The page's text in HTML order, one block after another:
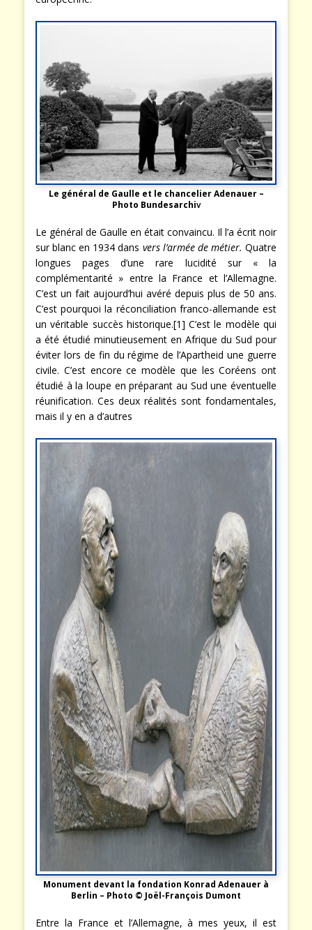
Le général de Gaulle et le chancelier Adenauer –
Photo Bundesarchiv
Le général de Gaulle en était convaincu. Il l’a écrit noir
sur blanc en 1934 dans vers l’armée de métier. Quatre
longues pages d’une rare lucidité sur « la
complémentarité » entre la France et l’Allemagne.
C’est un fait aujourd’hui avéré depuis plus de 50 ans.
C’est pourquoi la réconciliation franco-allemande est
un véritable succès historique.[1] C’est le modèle qui
a été étudié minutieusement en Afrique du Sud pour
éviter lors de fin du régime de l’Apartheid une guerre
civile. C’est encore ce modèle que les Coréens ont
étudié à la loupe en préparant au Sud une éventuelle
réunification. Ces deux réalités sont fondamentales,
mais il y en a d’autres
Monument devant la fondation Konrad Adenauer à
Berlin – Photo © Joël-François Dumont
Entre la France et l’Allemagne, à mes yeux, il est